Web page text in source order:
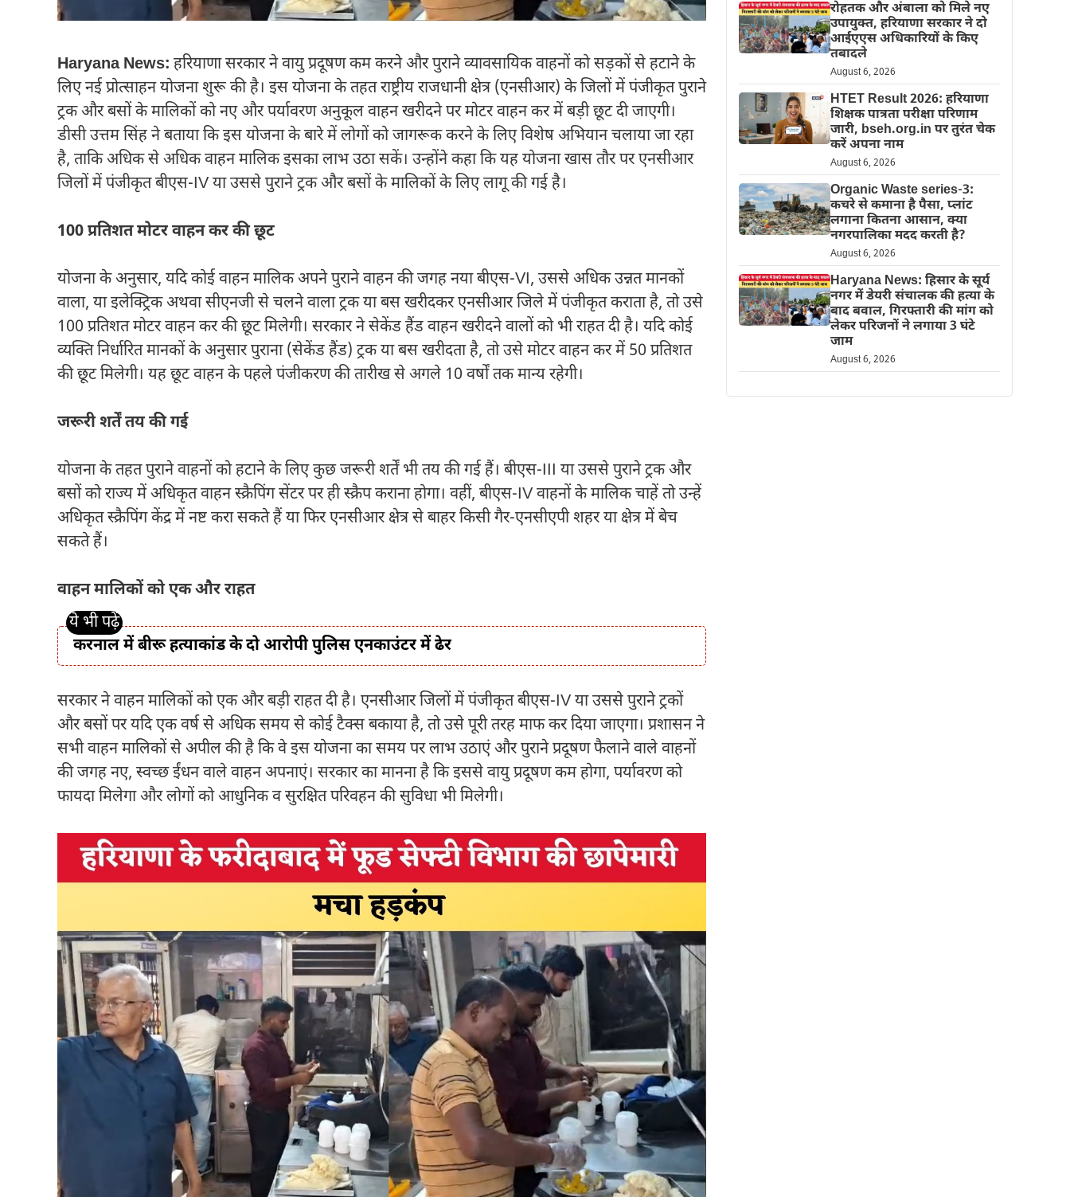
Haryana News: हरियाणा सरकार ने वायु प्रदूषण कम करने और पुराने व्यावसायिक वाहनों को सड़कों से हटाने के
लिए नई प्रोत्साहन योजना शुरू की है। इस योजना के तहत राष्ट्रीय राजधानी क्षेत्र (एनसीआर) के जिलों में पंजीकृत पुराने
ट्रक और बसों के मालिकों को नए और पर्यावरण अनुकूल वाहन खरीदने पर मोटर वाहन कर में बड़ी छूट दी जाएगी।
डीसी उत्तम सिंह ने बताया कि इस योजना के बारे में लोगों को जागरूक करने के लिए विशेष अभियान चलाया जा रहा
है, ताकि अधिक से अधिक वाहन मालिक इसका लाभ उठा सकें। उन्होंने कहा कि यह योजना खास तौर पर एनसीआर
जिलों में पंजीकृत बीएस-IV या उससे पुराने ट्रक और बसों के मालिकों के लिए लागू की गई है।
100 प्रतिशत मोटर वाहन कर की छूट
योजना के अनुसार, यदि कोई वाहन मालिक अपने पुराने वाहन की जगह नया बीएस-VI, उससे अधिक उन्नत मानकों
वाला, या इलेक्ट्रिक अथवा सीएनजी से चलने वाला ट्रक या बस खरीदकर एनसीआर जिले में पंजीकृत कराता है, तो उसे
100 प्रतिशत मोटर वाहन कर की छूट मिलेगी। सरकार ने सेकेंड हैंड वाहन खरीदने वालों को भी राहत दी है। यदि कोई
व्यक्ति निर्धारित मानकों के अनुसार पुराना (सेकेंड हैंड) ट्रक या बस खरीदता है, तो उसे मोटर वाहन कर में 50 प्रतिशत
की छूट मिलेगी। यह छूट वाहन के पहले पंजीकरण की तारीख से अगले 10 वर्षों तक मान्य रहेगी।
जरूरी शर्तें तय की गई
योजना के तहत पुराने वाहनों को हटाने के लिए कुछ जरूरी शर्तें भी तय की गई हैं। बीएस-III या उससे पुराने ट्रक और
बसों को राज्य में अधिकृत वाहन स्क्रैपिंग सेंटर पर ही स्क्रैप कराना होगा। वहीं, बीएस-IV वाहनों के मालिक चाहें तो उन्हें
अधिकृत स्क्रैपिंग केंद्र में नष्ट करा सकते हैं या फिर एनसीआर क्षेत्र से बाहर किसी गैर-एनसीएपी शहर या क्षेत्र में बेच
सकते हैं।
वाहन मालिकों को एक और राहत
करनाल में बीरू हत्याकांड के दो आरोपी पुलिस एनकाउंटर में ढेर
सरकार ने वाहन मालिकों को एक और बड़ी राहत दी है। एनसीआर जिलों में पंजीकृत बीएस-IV या उससे पुराने ट्रकों
और बसों पर यदि एक वर्ष से अधिक समय से कोई टैक्स बकाया है, तो उसे पूरी तरह माफ कर दिया जाएगा। प्रशासन ने
सभी वाहन मालिकों से अपील की है कि वे इस योजना का समय पर लाभ उठाएं और पुराने प्रदूषण फैलाने वाले वाहनों
की जगह नए, स्वच्छ ईंधन वाले वाहन अपनाएं। सरकार का मानना है कि इससे वायु प्रदूषण कम होगा, पर्यावरण को
फायदा मिलेगा और लोगों को आधुनिक व सुरक्षित परिवहन की सुविधा भी मिलेगी।
रोहतक और अंबाला को मिले नए
उपायुक्त, हरियाणा सरकार ने दो
आईएएस अधिकारियों के किए
तबादले
August 6, 2026
HTET Result 2026: हरियाणा
शिक्षक पात्रता परीक्षा परिणाम
जारी, bseh.org.in पर तुरंत चेक
करें अपना नाम
August 6, 2026
Organic Waste series-3:
कचरे से कमाना है पैसा, प्लांट
लगाना कितना आसान, क्या
नगरपालिका मदद करती है?
August 6, 2026
Haryana News: हिसार के सूर्य
नगर में डेयरी संचालक की हत्या के
बाद बवाल, गिरफ्तारी की मांग को
लेकर परिजनों ने लगाया 3 घंटे
जाम
August 6, 2026